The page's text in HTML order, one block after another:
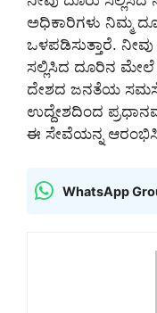
ಅಧಿಕಾರಿಗಳು ನಿಮ್ಮ
ಒಳಪಡಿಸುತ್ತಾರೆ.
ಸಲ್ಲಿಸಿದ ದೂರಿನ ಮೇಲೆ
ದೇಶದ ಜನತೆಯ
ಉದ್ದೇಶದಿಂದ
ಈ ಸೇವೆಯನ್ನ
WhatsApp